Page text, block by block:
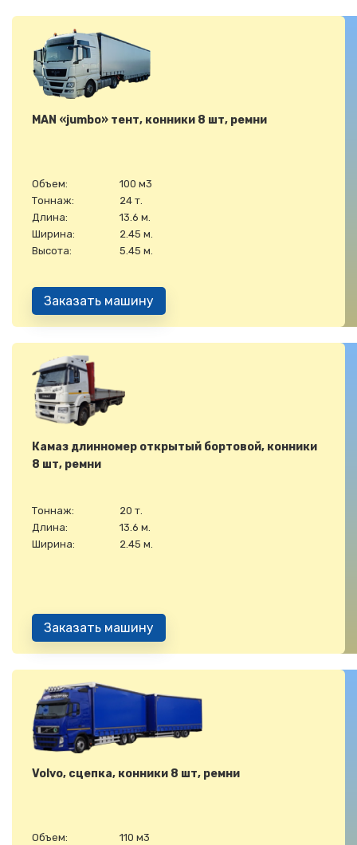
MAN «jumbo» тент, конники 8 шт, ремни
Объем:
100 м3
Тоннаж:
24 т.
Длина:
13.6 м.
Ширина:
2.45 м.
Высота:
5.45 м.
Заказать машину
Камаз длинномер открытый бортовой, конники
8 шт, ремни
Тоннаж:
20 т.
Длина:
13.6 м.
Ширина:
2.45 м.
Заказать машину
Volvo, сцепка, конники 8 шт, ремни
Объем: 110 м3